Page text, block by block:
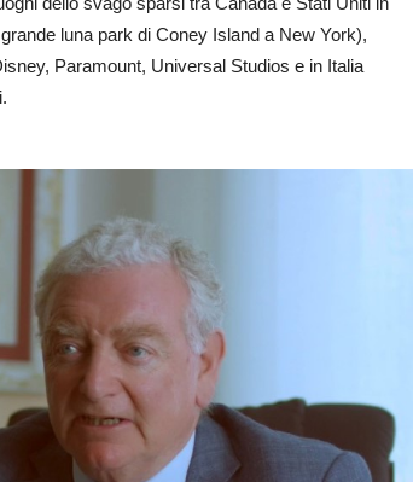
luna park di Coney Island a New York),
Paramount, Universal Studios e in Italia